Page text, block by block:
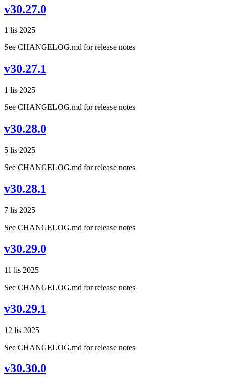
v30.27.0
1 lis 2025
See CHANGELOG.md for release notes
v30.27.1
1 lis 2025
See CHANGELOG.md for release notes
v30.28.0
5 lis 2025
See CHANGELOG.md for release notes
v30.28.1
7 lis 2025
See CHANGELOG.md for release notes
v30.29.0
11 lis 2025
See CHANGELOG.md for release notes
v30.29.1
12 lis 2025
See CHANGELOG.md for release notes
v30.30.0